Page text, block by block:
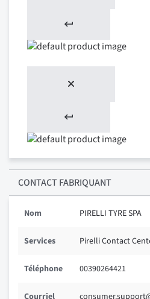
CONTACT FABRIQUANT
Nom PIRELLI TYRE SPA
Services Pirelli Contact
Téléphone 00390264421